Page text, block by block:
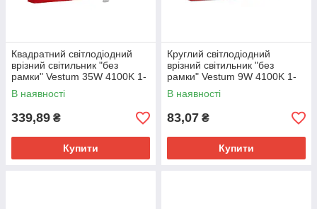
Квадратний світлодіодний
врізний світильник "без
рамки" Vestum 35W 4100K 1-
VS-5515
В наявності
339,89 ₴
Купити
Круглий світлодіодний
врізний світильник "без
рамки" Vestum 9W 4100K 1-
VS-5504
В наявності
83,07 ₴
Купити